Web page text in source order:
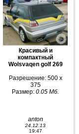
Красивый и
компактный
Wolsvaqen golf 269
Разрешение: 500 x
375
Размер: 0.05 Мб.
anton
24.12.13
19:47